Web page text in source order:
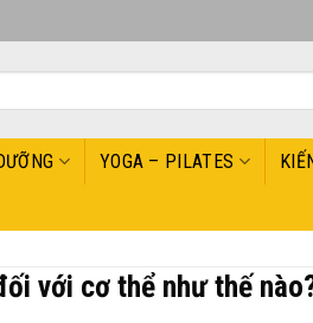
YOGA – PILATES
với cơ thể như thế